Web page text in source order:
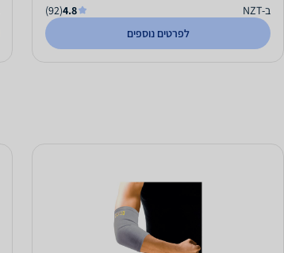
ב-NZT 4.8
(92)
לפרטים נוספים